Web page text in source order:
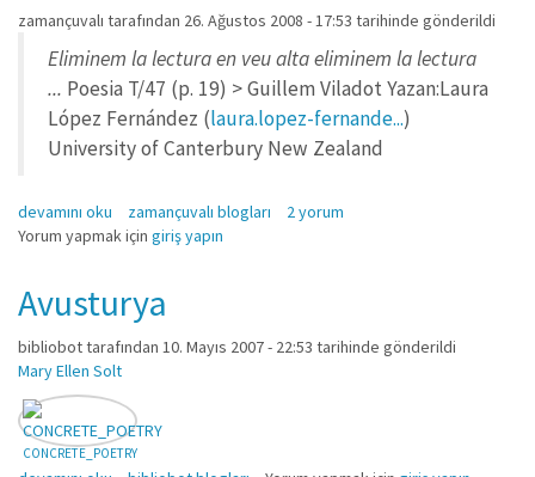
zamançuvalı tarafından 26. Ağustos 2008 - 17:53 tarihinde gönderildi
Eliminem la lectura en veu alta eliminem la lectura
... Poesia T/47 (p. 19) > Guillem Viladot Yazan:Laura
López Fernández (laura.lopez-fernande...)
University of Canterbury New Zealand
Carteleria Poetica hakkında
devamını oku zamançuvalı blogları
2 yorum
Yorum yapmak için giriş yapın
Avusturya
bibliobottarafından 10. Mayıs 2007 - 22:53 tarihinde gönderildi
Mary Ellen Solt
CONCRETE_POETRY